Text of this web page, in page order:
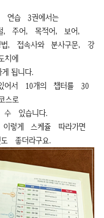
연습 3권에서는
, 주어, 목적어, 보어,
, 접속사와 분사구문, 강
치에
게 됩니다.
어서 10개의 챕터를 30
스로
수 있습니다.
렇게 스케쥴 따라가면
좋더라구요.